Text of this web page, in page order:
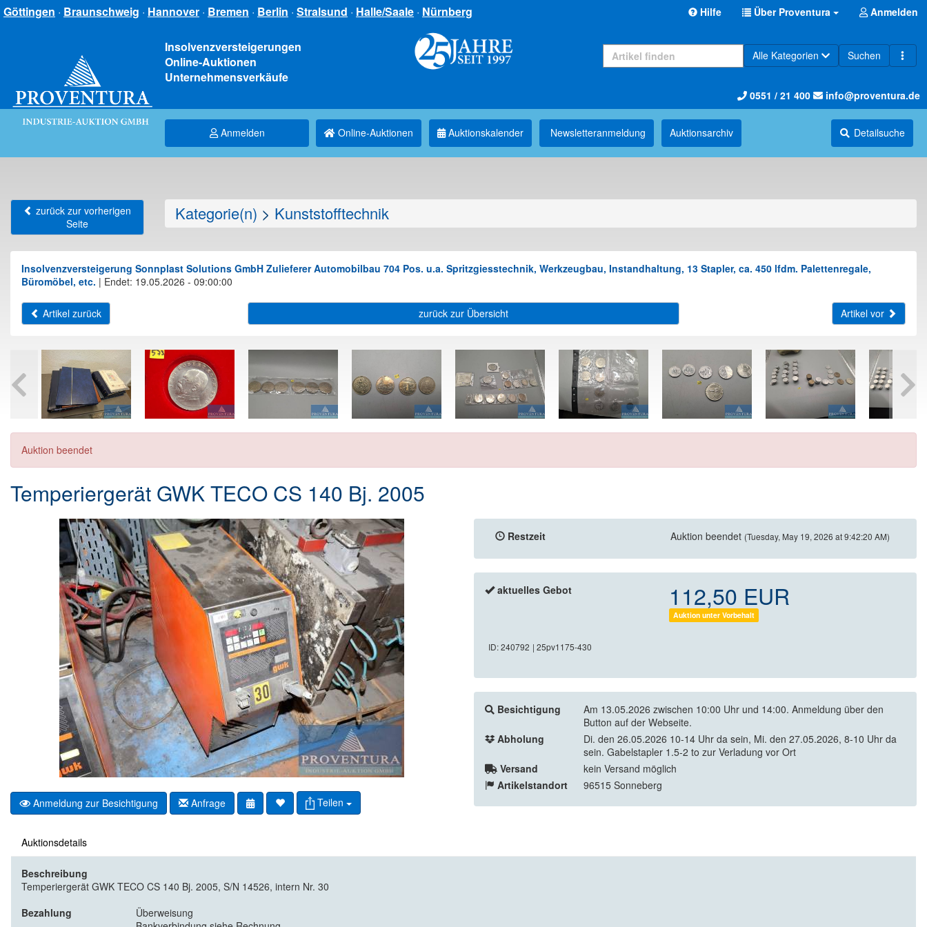
Göttingen · Braunschweig · Hannover · Bremen · Berlin · Stralsund · Halle/Saale · Nürnberg Hilfe Über Proventura Anmelden
Insolvenzversteigerungen
Online-Auktionen
Unternehmensverkäufe
Alle Kategorien Suchen
0551 / 21 400 info@proventura.de
Anmelden Online-Auktionen Auktionskalender Newsletter­anmeldung Auktions­archiv Detailsuche
zurück zur vorherigen
Seite
Kategorie(n) > Kunststofftechnik
Insolvenzversteigerung Sonnplast Solutions GmbH Zulieferer Automobilbau 704 Pos. u.a. Spritzgiesstechnik, Werkzeugbau, Instandhaltung, 13 Stapler, ca. 450 lfdm. Palettenregale,
Büromöbel, etc. | Endet: 19.05.2026 - 09:00:00
Artikel zurück zurück zur Übersicht Artikel vor
Auktion beendet
Temperiergerät GWK TECO CS 140 Bj. 2005
Anmeldung zur Besichtigung Anfrage Teilen
Restzeit Auktion beendet (Tuesday, May 19, 2026 at 9:42:20 AM)
aktuelles Gebot 112,50 EUR
Auktion unter Vorbehalt
ID: 240792 | 25pv1175-430
Besichtigung
Am 13.05.2026 zwischen 10:00 Uhr und 14:00. Anmeldung über den
Button auf der Webseite.
Abholung
Di. den 26.05.2026 10-14 Uhr da sein, Mi. den 27.05.2026, 8-10 Uhr da
sein. Gabelstapler 1.5-2 to zur Verladung vor Ort
Versand
kein Versand möglich
Artikelstandort
96515 Sonneberg
Auktionsdetails
Beschreibung
Temperiergerät GWK TECO CS 140 Bj. 2005, S/N 14526, intern Nr. 30
Bezahlung
Überweisung